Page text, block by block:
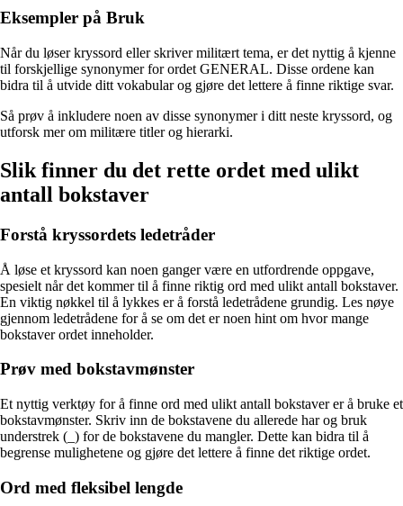
Eksempler på Bruk
Når du løser kryssord eller skriver militært tema, er det nyttig å kjenne
til forskjellige synonymer for ordet GENERAL. Disse ordene kan
bidra til å utvide ditt vokabular og gjøre det lettere å finne riktige svar.
Så prøv å inkludere noen av disse synonymer i ditt neste kryssord, og
utforsk mer om militære titler og hierarki.
Slik finner du det rette ordet med ulikt
antall bokstaver
Forstå kryssordets ledetråder
Å løse et kryssord kan noen ganger være en utfordrende oppgave,
spesielt når det kommer til å finne riktig ord med ulikt antall bokstaver.
En viktig nøkkel til å lykkes er å forstå ledetrådene grundig. Les nøye
gjennom ledetrådene for å se om det er noen hint om hvor mange
bokstaver ordet inneholder.
Prøv med bokstavmønster
Et nyttig verktøy for å finne ord med ulikt antall bokstaver er å bruke et
bokstavmønster. Skriv inn de bokstavene du allerede har og bruk
understrek (_) for de bokstavene du mangler. Dette kan bidra til å
begrense mulighetene og gjøre det lettere å finne det riktige ordet.
Ord med fleksibel lengde